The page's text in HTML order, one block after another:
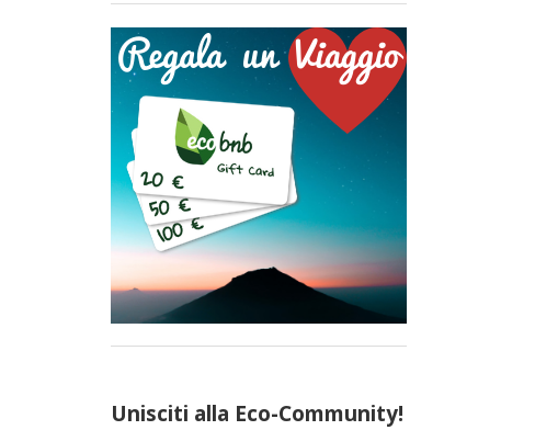
Unisciti alla Eco-Community!